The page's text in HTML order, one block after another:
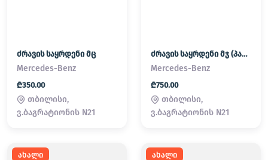
ძრავის საყრდენი მც
Mercedes-Benz
₾350.00
თბილისი,
ვ.ბაგრატიონის N21
ძრავის საყრდენი მჯ (პადმატორნი)
Mercedes-Benz
₾750.00
თბილისი,
ვ.ბაგრატიონის N21
ახალი ახალი